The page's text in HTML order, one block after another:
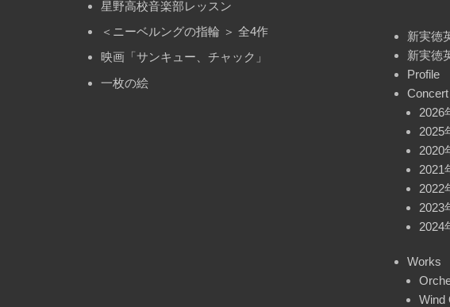
星野高校音楽部レッスン
＜ニーベルングの指輪 ＞ 全4作
映画「サンキュー、チャック」
一枚の絵
新実徳
新実徳
Profile
2026
2025
2020
2021
2022
2023
2024
Works
Wind